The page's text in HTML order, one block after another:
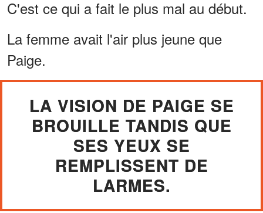
C'est ce qui a fait le plus mal au début.
La femme avait l'air plus jeune que
Paige.
LA VISION DE PAIGE SE
BROUILLE TANDIS QUE
SES YEUX SE
REMPLISSENT DE
LARMES.